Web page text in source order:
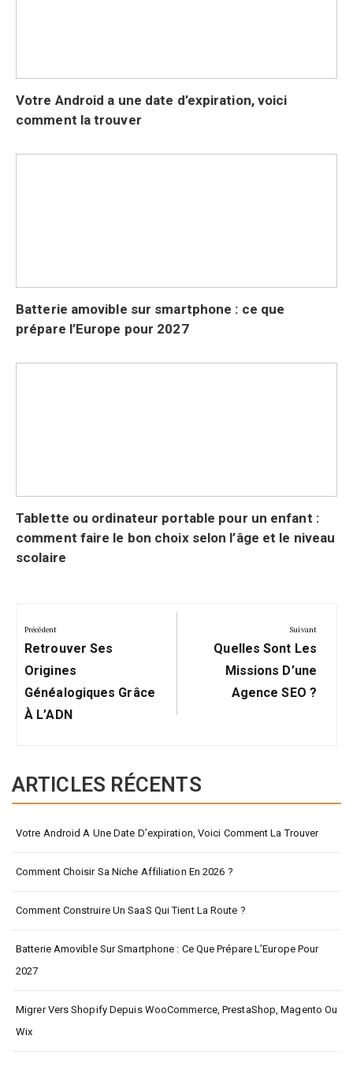
Votre Android a une date d’expiration, voici
comment la trouver
Batterie amovible sur smartphone : ce que
prépare l’Europe pour 2027
Tablette ou ordinateur portable pour un enfant :
comment faire le bon choix selon l’âge et le niveau
scolaire
de
l’article
Précédent
Précédent:
Retrouver Ses
Origines
Généalogiques Grâce
À L’ADN
Suivant
Suivant:
Quelles Sont Les
Missions D’une
Agence SEO ?
ARTICLES RÉCENTS
Votre Android A Une Date D’expiration, Voici Comment La Trouver
Comment Choisir Sa Niche Affiliation En 2026 ?
Comment Construire Un SaaS Qui Tient La Route ?
Batterie Amovible Sur Smartphone : Ce Que Prépare L’Europe Pour
2027
Migrer Vers Shopify Depuis WooCommerce, PrestaShop, Magento Ou
Wix